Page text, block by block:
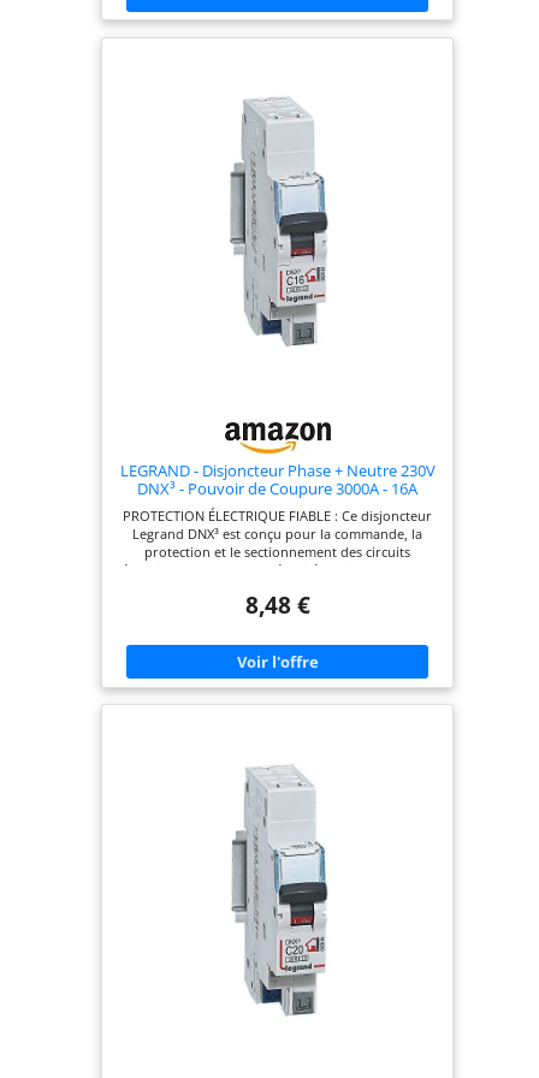
Son pouvoir de coupure est de 3000A. CONFORME
À LA NORME NF : Tous les interrupteurs
respectent la norme NF C 15-100. INSTALLATION
SIMPLE : Compatible avec tous les tableaux
électriques du marché, ce disjoncteur se fixe sur
rail dans le tableau électrique. Avec un câblage
adéquat, il peut alimenter un circuit de commande
d'éclairage. DEBFLEX, SPÉCIALISTE DE
L'ÉLECTRICITÉ : Marque du Groupe Legrand,
Debflex propose une large gamme de produits
répondant à l'essentiel des besoins domestiques
de l'installation électrique. Faites le choix de la
qualité à prix malin !
LEGRAND - Disjoncteur Phase + Neutre 230V
DNX³ - Pouvoir de Coupure 3000A - 16A
Courbe C - Bornes automatiques - 1 Module
- Fabriqué En France
PROTECTION ÉLECTRIQUE FIABLE : Ce disjoncteur
Legrand DNX³ est conçu pour la commande, la
protection et le sectionnement des circuits
électriques. Il offre une sécurité optimale pour les
DE COUPURE ADAPTÉ aux logements résidentiels.
recommandations de la norme NFC 15-100
INSTALLATION ET BRANCHEMENT PRATIQUES :
Doté d'une arrivée haute et d'une sortie basse par
bornes automatiques, ce disjoncteur est facile à
gamme DNX³ sont compatibles avec les peignes
HX³ optimisés universels unipolaires ou
tétrapolaires et peuvent recevoir les auxiliaires et
accessoires de la gamme DX³. LEGRAND, 150 ANS
D'INNOVATION : Simplifier la vie, assurer confort
et sécurité, favoriser l'efficacité énergétique... tout
en préservant l'environnement et en contribuant
à la transformation numérique. Tels sont les
piliers de notre engagement.
8,48 €